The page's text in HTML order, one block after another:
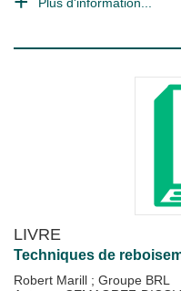
LIVRE
Techniques de
Robert Marill ; Groupe BRL